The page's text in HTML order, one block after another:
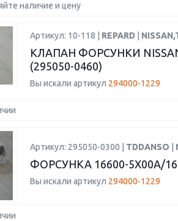
наличие и цену
Артикул: 10-118 | REPARD
КЛАПАН ФОРСУНКИ
(295050-0460)
Вы искали артикул 294000-1229
Артикул: 295050-0300 | TDDANSO
ФОРСУНКА 16600-5X00A/
Вы искали артикул 294000-1229